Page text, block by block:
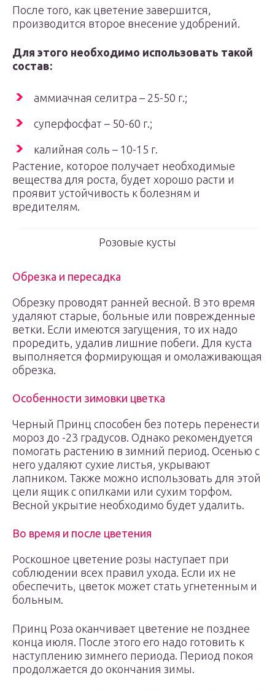
После того, как цветение завершится,
производится второе внесение удобрений.
Для этого необходимо использовать такой
состав:
аммиачная селитра – 25-50 г.;
суперфосфат – 50-60 г.;
калийная соль – 10-15 г.
Растение, которое получает необходимые
вещества для роста, будет хорошо расти и
проявит устойчивость к болезням и
вредителям.
Розовые кусты
Обрезка и пересадка
Обрезку проводят ранней весной. В это время
удаляют старые, больные или поврежденные
ветки. Если имеются загущения, то их надо
проредить, удалив лишние побеги. Для куста
выполняется формирующая и омолаживающая
обрезка.
Особенности зимовки цветка
Черный Принц способен без потерь перенести
мороз до -23 градусов. Однако рекомендуется
помогать растению в зимний период. Осенью с
него удаляют сухие листья, укрывают
лапником. Также можно использовать для этой
цели ящик с опилками или сухим торфом.
Весной укрытие необходимо будет удалить.
Во время и после цветения
Роскошное цветение розы наступает при
соблюдении всех правил ухода. Если их не
обеспечить, цветок может стать угнетенным и
больным.
Принц Роза оканчивает цветение не позднее
конца июля. После этого его надо готовить к
наступлению зимнего периода. Период покоя
продолжается до окончания зимы.